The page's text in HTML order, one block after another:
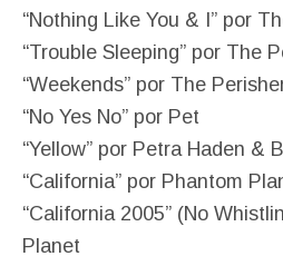
“Nothing Like You & I” por
“Trouble Sleeping” por The
“Weekends” por The
“No Yes No” por Pet
“Yellow” por Petra Haden &
“California” por Phantom
“California 2005” (No
Planet